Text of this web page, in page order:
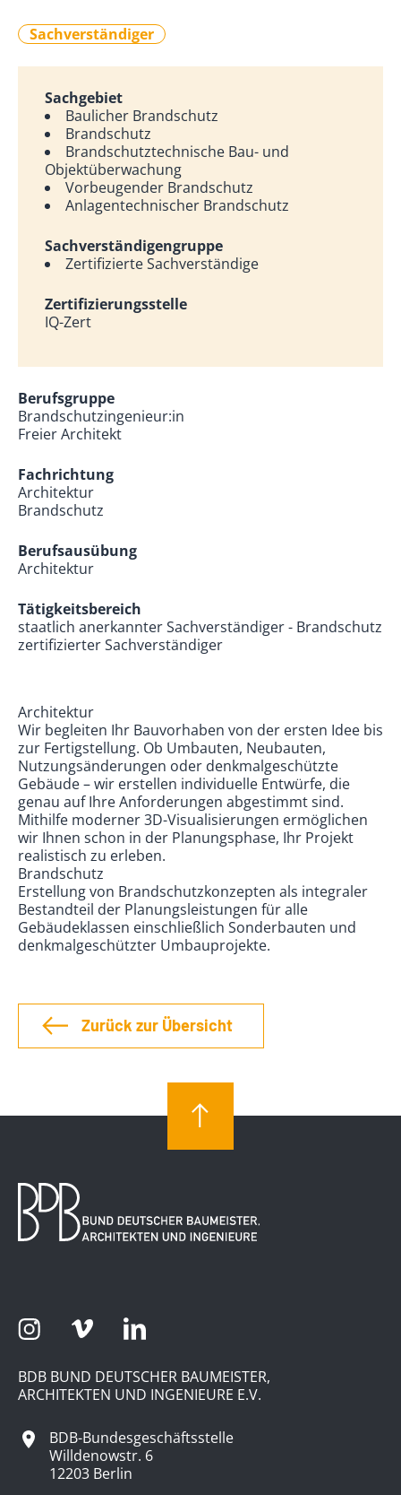
Sachverständiger
Sachgebiet
Baulicher Brandschutz
Brandschutz
Brandschutztechnische Bau- und
Objektüberwachung
Vorbeugender Brandschutz
Anlagentechnischer Brandschutz
Sachverständigengruppe
Zertifizierte Sachverständige
Zertifizierungsstelle
IQ-Zert
Berufsgruppe
Brandschutzingenieur:in
Freier Architekt
Fachrichtung
Architektur
Brandschutz
Berufsausübung
Architektur
Tätigkeitsbereich
staatlich anerkannter Sachverständiger - Brandschutz
zertifizierter Sachverständiger
Architektur
Wir begleiten Ihr Bauvorhaben von der ersten Idee bis
zur Fertigstellung. Ob Umbauten, Neubauten,
Nutzungsänderungen oder denkmalgeschützte
Gebäude – wir erstellen individuelle Entwürfe, die
genau auf Ihre Anforderungen abgestimmt sind.
Mithilfe moderner 3D-Visualisierungen ermöglichen
wir Ihnen schon in der Planungsphase, Ihr Projekt
realistisch zu erleben.
Brandschutz
Erstellung von Brandschutzkonzepten als integraler
Bestandteil der Planungsleistungen für alle
Gebäudeklassen einschließlich Sonderbauten und
denkmalgeschützter Umbauprojekte.
Zurück zur Übersicht
BDB BUND DEUTSCHER BAUMEISTER,
ARCHITEKTEN UND INGENIEURE E.V.
BDB-Bundesgeschäftsstelle
Willdenowstr. 6
12203 Berlin